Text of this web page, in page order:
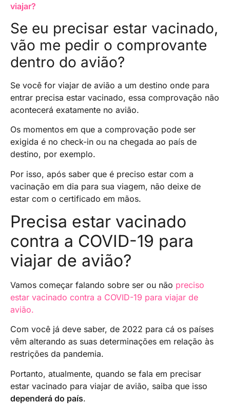
viajar?
Se eu precisar estar vacinado,
vão me pedir o comprovante
dentro do avião?
Se você for viajar de avião a um destino onde para
entrar precisa estar vacinado, essa comprovação não
acontecerá exatamente no avião.
Os momentos em que a comprovação pode ser
exigida é no check-in ou na chegada ao país de
destino, por exemplo.
Por isso, após saber que é preciso estar com a
vacinação em dia para sua viagem, não deixe de
estar com o certificado em mãos.
Precisa estar vacinado
contra a COVID-19 para
viajar de avião?
Vamos começar falando sobre ser ou não preciso
estar vacinado contra a COVID-19 para viajar de
avião.
Com você já deve saber, de 2022 para cá os países
vêm alterando as suas determinações em relação às
restrições da pandemia.
Portanto, atualmente, quando se fala em precisar
estar vacinado para viajar de avião, saiba que isso
dependerá do país.